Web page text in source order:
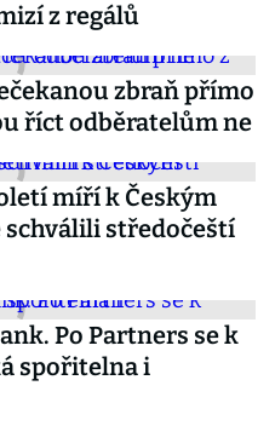
z regálů
zbraň přímo
říct odběratelům ne
míří k Českým
schválili středočeští
Po Partners se k
spořitelna i